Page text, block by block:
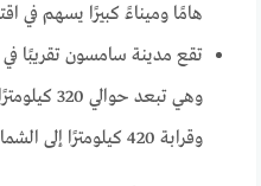
هامًا وميناءً كبيرًا يسهم في
تقع مدينة سامسون تقريبًا
وهي تبعد
وقرابة 420 كيلومترًا إلى الشمال الشرقي من العاصمة أنقرة.